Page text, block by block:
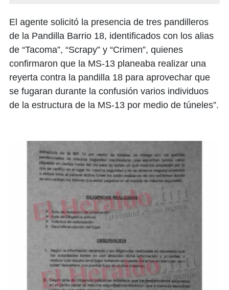
El agente solicitó la presencia de tres pandilleros
de la Pandilla Barrio 18, identificados con los alias
de “Tacoma”, “Scrapy” y “Crimen”, quienes
confirmaron que la MS-13 planeaba realizar una
reyerta contra la pandilla 18 para aprovechar que
se fugaran durante la confusión varios individuos
de la estructura de la MS-13 por medio de túneles”.